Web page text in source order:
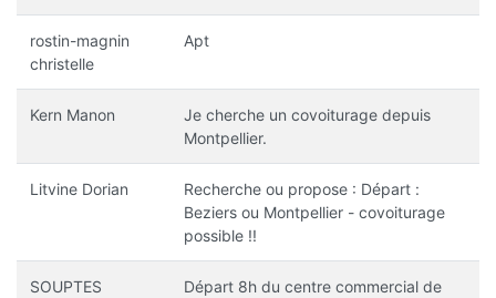
rostin-magnin
christelle
Apt
Kern Manon
Je cherche un covoiturage depuis
Montpellier.
Litvine Dorian
Recherche ou propose : Départ :
Beziers ou Montpellier - covoiturage
possible !!
SOUPTES
Départ 8h du centre commercial de